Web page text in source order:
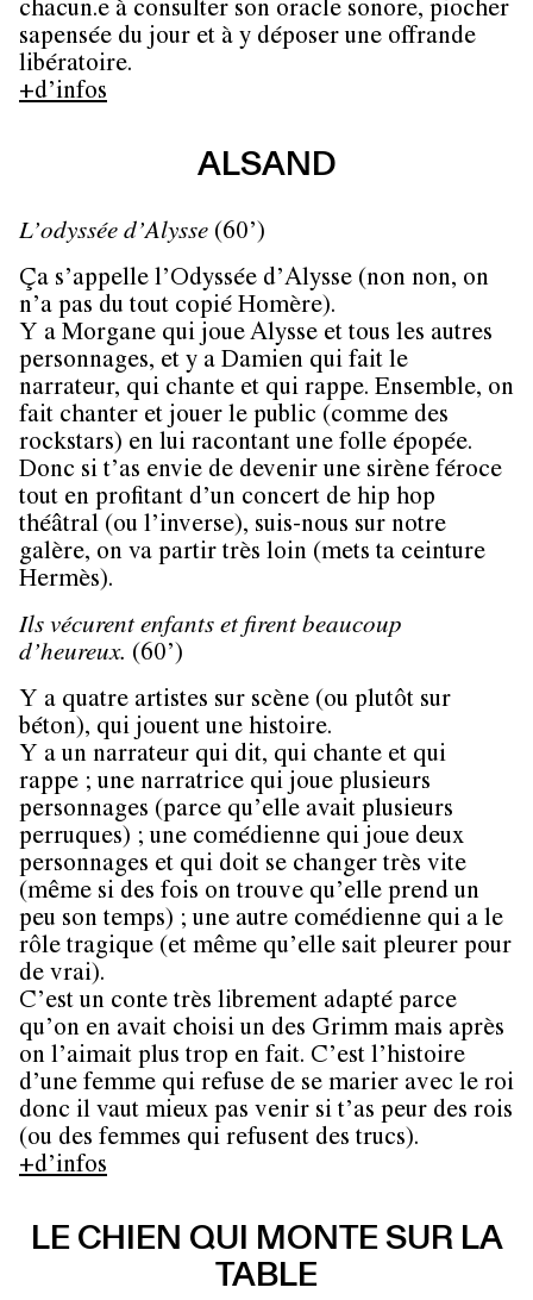
chacun.e à consulter son oracle sonore, piocher
sapensée du jour et à y déposer une offrande
libératoire.
+d’infos
ALSAND
L’odyssée d’Alysse (60’)
Ça s’appelle l’Odyssée d’Alysse (non non, on
n’a pas du tout copié Homère).
Y a Morgane qui joue Alysse et tous les autres
personnages, et y a Damien qui fait le
narrateur, qui chante et qui rappe. Ensemble, on
fait chanter et jouer le public (comme des
rockstars) en lui racontant une folle épopée.
Donc si t’as envie de devenir une sirène féroce
tout en profitant d’un concert de hip hop
théâtral (ou l’inverse), suis-nous sur notre
galère, on va partir très loin (mets ta ceinture
Hermès).
Ils vécurent enfants et firent beaucoup
d’heureux. (60’)
Y a quatre artistes sur scène (ou plutôt sur
béton), qui jouent une histoire.
Y a un narrateur qui dit, qui chante et qui
rappe ; une narratrice qui joue plusieurs
personnages (parce qu’elle avait plusieurs
perruques) ; une comédienne qui joue deux
personnages et qui doit se changer très vite
(même si des fois on trouve qu’elle prend un
peu son temps) ; une autre comédienne qui a le
rôle tragique (et même qu’elle sait pleurer pour
de vrai).
C’est un conte très librement adapté parce
qu’on en avait choisi un des Grimm mais après
on l’aimait plus trop en fait. C’est l’histoire
d’une femme qui refuse de se marier avec le roi
donc il vaut mieux pas venir si t’as peur des rois
(ou des femmes qui refusent des trucs).
+d’infos
LE CHIEN QUI MONTE SUR LA
TABLE